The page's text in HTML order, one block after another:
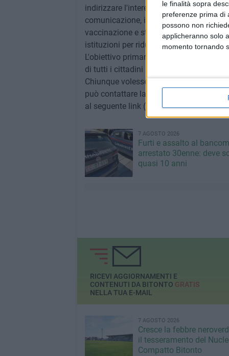
le finalità sopra
preferenze prima di
possono non
applicheranno solo
momento tornando
indirizzare l'interesse crescente dei
comunicazione, informazione e
vaccinazione e sterilizzazione e
istituzioni per ridurre gli abbandoni,
L'obiettivo primario dell'associazione è
di tutti i cittadini a due e a quattro zampe.
Chiunque volesse entrare a far parte
può contattare la pagina Facebook:
al seguente link (http://bit.ly/2pSkADl).
7 AGOSTO 2026
Furti e assalto al
arrestato 30enne: deve
quasi 10 anni
RICEVI AGGIORNAMENTI E
CONTENUTI DA BITONTO GRATIS
NELLA TUA E-MAIL
7 AGOSTO 2026
Cresce la febbre
il tesseramento del
Compatto Bitonto